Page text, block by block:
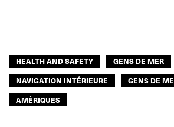
HEALTH AND SAFETY
GENS DE MER
NAVIGATION INTÉRIEURE
GENS DE
AMÉRIQUES